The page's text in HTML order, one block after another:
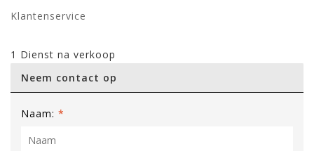
Klantenservice
1 Dienst na verkoop
Neem contact op
Naam: *